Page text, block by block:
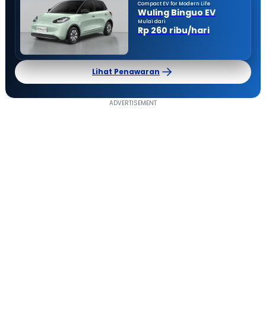
Compact EV for Modern Life
Wuling Binguo EV
Mulai dari
Rp 260 ribu/hari
Lihat Penawaran